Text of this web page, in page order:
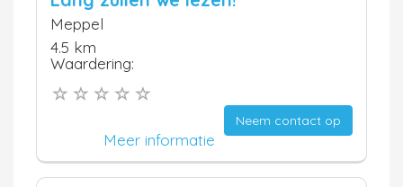
Meppel
4.5 km
Waardering:
Neem contact op
Meer informatie